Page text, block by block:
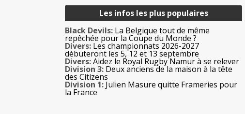
Les infos les plus populaires
Black Devils: La Belgique tout de même
repêchée pour la Coupe du Monde ?
Divers: Les championnats 2026-2027
débuteront les 5, 12 et 13 septembre
Divers:Aidez le Royal Rugby Namur à se relever
Division 3: Deux anciens de la maison à la tête
des Citizens
Division 1: Julien Masure quitte Frameries pour
la France